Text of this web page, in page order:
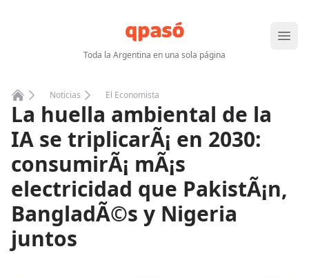
Toda la Argentina en una sola página
Abrir
Home
Noticias El Economista
La huella ambiental de la
IA se triplicarÃ¡ en 2030:
consumirÃ¡ mÃ¡s
electricidad que PakistÃ¡n,
BangladÃ©s y Nigeria
juntos